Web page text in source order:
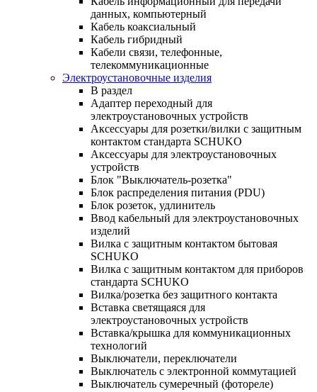
данных, компьютерный
Кабель коаксиальный
Кабель гибридный
Кабели связи, телефонные,
телекоммуникационные
Электроустановочные изделия
В раздел
Адаптер переходный для
электроустановочных устройств
Аксессуары для розетки/вилки с защитным
контактом стандарта SCHUKO
Аксессуары для электроустановочных
устройств
Блок "Выключатель-розетка"
Блок распределения питания (PDU)
Блок розеток, удлинитель
Ввод кабельный для электроустановочных
изделий
Вилка с защитным контактом бытовая
SCHUKO
Вилка с защитным контактом для приборов
стандарта SCHUKO
Вилка/розетка без защитного контакта
Вставка светящаяся для
электроустановочных устройств
Вставка/крышка для коммуникационных
технологий
Выключатели, переключатели
Выключатель с электронной коммутацией
Выключатель сумеречный (фотореле)